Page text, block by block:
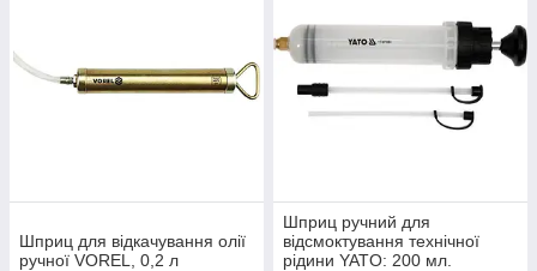
Шприц для відкачування олії
ручної VOREL, 0,2 л
Шприц ручний для
відсмоктування технічної
рідини YATO: 200 мл.